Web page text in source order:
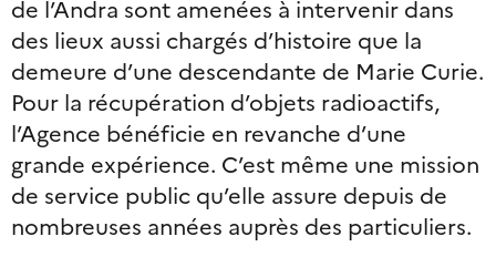
de l’Andra sont amenées à intervenir dans
des lieux aussi chargés d’histoire que la
demeure d’une descendante de Marie Curie.
Pour la récupération d’objets radioactifs,
l’Agence bénéficie en revanche d’une
grande expérience. C’est même une mission
de service public qu’elle assure depuis de
nombreuses années auprès des particuliers.